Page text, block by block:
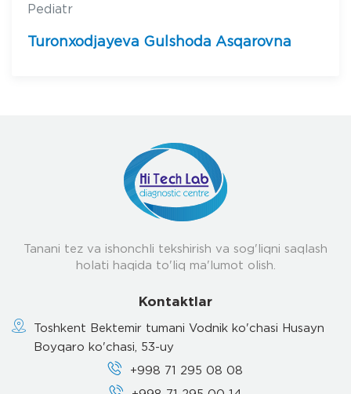
Pediatr
Turonxodjayeva Gulshoda Asqarovna
Tanani tez va ishonchli tekshirish va sog'liqni saqlash
holati haqida to'liq ma'lumot olish.
Kontaktlar
Toshkent Bektemir tumani Vodnik ko'chasi Husayn
Boyqaro ko'chasi, 53-uy
+998 71 295 08 08